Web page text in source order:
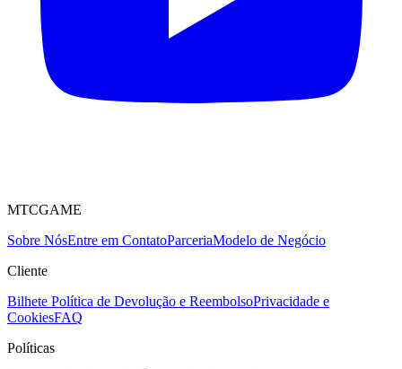
MTCGAME
Sobre NósEntre em ContatoParceriaModelo de Negócio
Cliente
Bilhete Política de Devolução e ReembolsoPrivacidade e
CookiesFAQ
Políticas